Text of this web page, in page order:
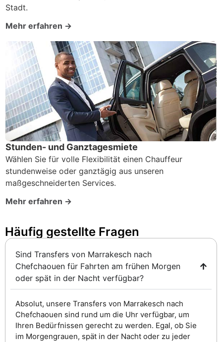
Stadt.
Mehr erfahren →
Stunden- und Ganztagesmiete
Wählen Sie für volle Flexibilität einen Chauffeur
stundenweise oder ganztägig aus unseren
maßgeschneiderten Services.
Mehr erfahren →
Häufig gestellte Fragen ​
Sind Transfers von Marrakesch nach
Chefchaouen für Fahrten am frühen Morgen
oder spät in der Nacht verfügbar?
Absolut, unsere Transfers von Marrakesch nach
Chefchaouen sind rund um die Uhr verfügbar, um
Ihren Bedürfnissen gerecht zu werden. Egal, ob Sie
im Morgengrauen, spät in der Nacht oder zu jeder